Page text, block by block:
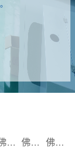
佛山船舶检测清理 佛山专业潜水培训 佛山旅游潜水培训